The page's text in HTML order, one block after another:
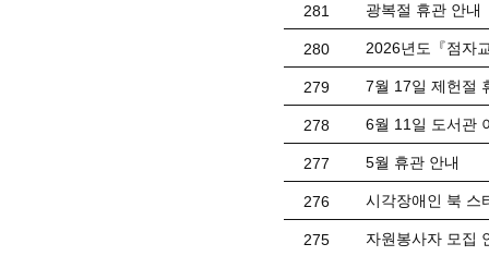
281 광복절 휴관 안내
280 2026년도『점자
279 7월 17일 제헌절
278 6월 11일 도서관
277 5월 휴관 안내
276 시각장애인 북 스
275 자원봉사자 모집